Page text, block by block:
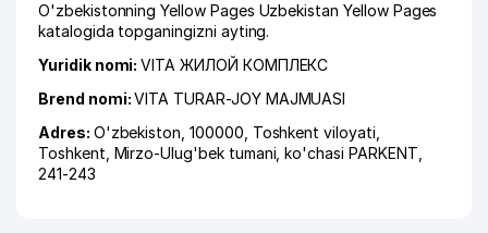
O'zbekistonning Yellow Pages Uzbekistan Yellow Pages
katalogida topganingizni ayting.
Yuridik nomi:VITA ЖИЛОЙ КОМПЛЕКС
Brend nomi:VITA TURAR-JOY MAJMUASI
Adres: O'zbekiston, 100000, Toshkent viloyati
Toshkent Mirzo-Ulug'bek tumani ,ko'chasi PARKENT
241-243